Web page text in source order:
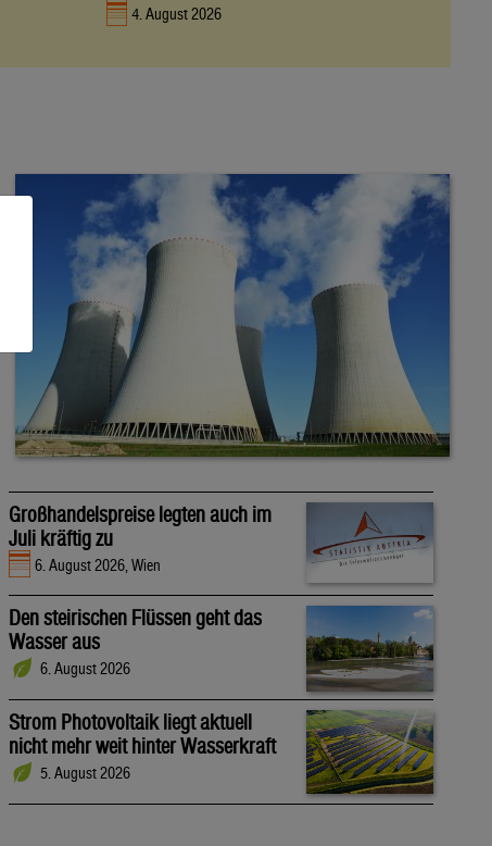
4. August 2026
Großhandelspreise legten auch im
Juli kräftig zu
6. August 2026, Wien
Den steirischen Flüssen geht das
Wasser aus
6. August 2026
Strom Photovoltaik liegt aktuell
nicht mehr weit hinter Wasserkraft
5. August 2026